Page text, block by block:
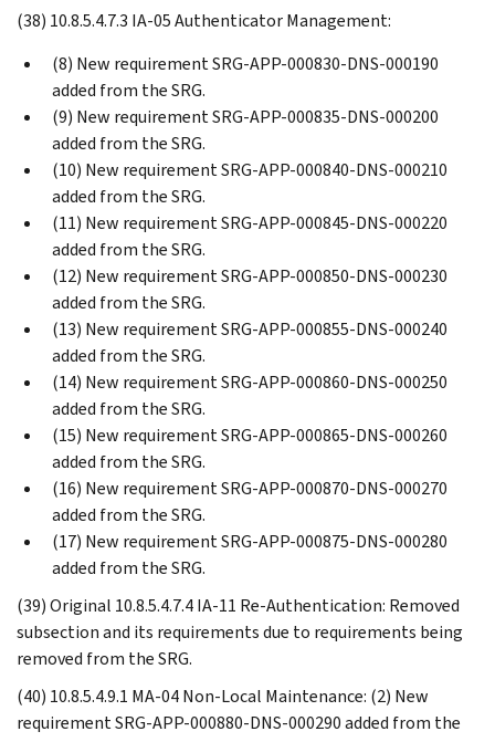
(38) 10.8.5.4.7.3 IA-05 Authenticator Management:
(8) New requirement SRG-APP-000830-DNS-000190
added from the SRG.
(9) New requirement SRG-APP-000835-DNS-000200
added from the SRG.
(10) New requirement SRG-APP-000840-DNS-000210
added from the SRG.
(11) New requirement SRG-APP-000845-DNS-000220
added from the SRG.
(12) New requirement SRG-APP-000850-DNS-000230
added from the SRG.
(13) New requirement SRG-APP-000855-DNS-000240
added from the SRG.
(14) New requirement SRG-APP-000860-DNS-000250
added from the SRG.
(15) New requirement SRG-APP-000865-DNS-000260
added from the SRG.
(16) New requirement SRG-APP-000870-DNS-000270
added from the SRG.
(17) New requirement SRG-APP-000875-DNS-000280
added from the SRG.
(39) Original 10.8.5.4.7.4 IA-11 Re-Authentication: Removed
subsection and its requirements due to requirements being
removed from the SRG.
(40) 10.8.5.4.9.1 MA-04 Non-Local Maintenance: (2) New
requirement SRG-APP-000880-DNS-000290 added from the